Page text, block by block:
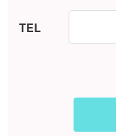
TEL